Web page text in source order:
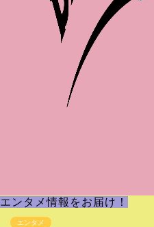
エンタメ情報をお届け！
エンタメ